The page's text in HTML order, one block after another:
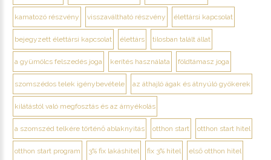
kamatozó részvény visszaváltható részvény élettársi kapcsolat
bejegyzett élettársi kapcsolat élettárs tilosban talált állat
a gyümölcs felszedés joga kerítés használata földtámasz joga
szomszédos telek igénybevétele az áthajló ágak és átnyúló gyökerek
kilátástól való megfosztás és az árnyékolás
a szomszéd telkére történő ablaknyitás otthon start otthon start hitel
otthon start program 3% fix lakáshitel fix 3% hitel első otthon hitel